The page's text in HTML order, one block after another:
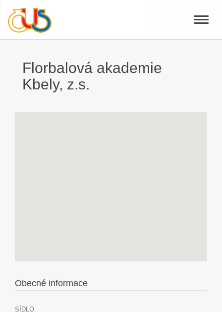
Toggle
Florbalová akademie
Kbely, z.s.
Obecné informace
SÍDLO